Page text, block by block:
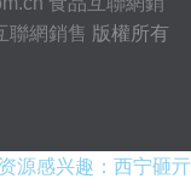
聯網銷售 版權所有
源感兴趣：西宁砸亓